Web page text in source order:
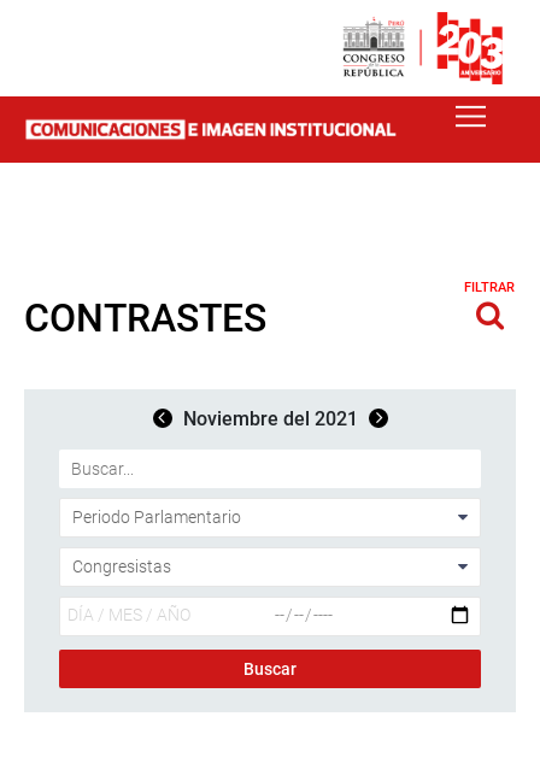
CONTRASTES
FILTRAR
Noviembre del 2021